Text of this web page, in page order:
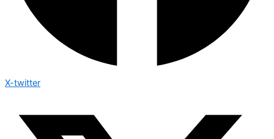
X-twitter